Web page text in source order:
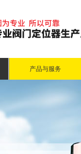
产品与服务